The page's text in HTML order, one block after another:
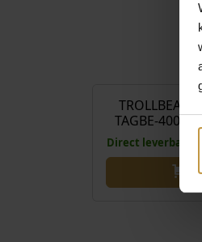
TROLLBEADS
TAGBE-40011
Direct leverbaar,